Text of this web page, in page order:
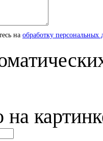
на обработку персональных
на